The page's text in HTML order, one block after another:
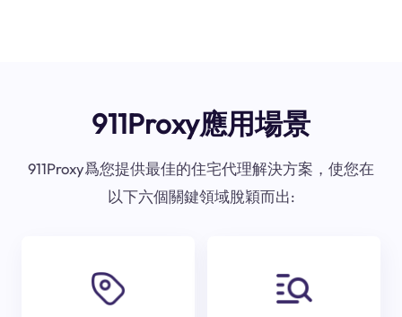
911Proxy應用場景
911Proxy爲您提供最佳的住宅代理解決方案，使您在
以下六個關鍵領域脫穎而出: